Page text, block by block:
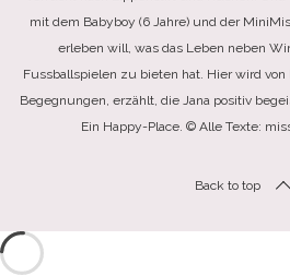
mit dem Babyboy (6 Jahre) und der
erleben will, was das Leben neben
Fussballspielen zu bieten hat. Hier wird
Begegnungen, erzählt, die Jana positiv
Ein Happy-Place. © Alle Texte:
Back to top